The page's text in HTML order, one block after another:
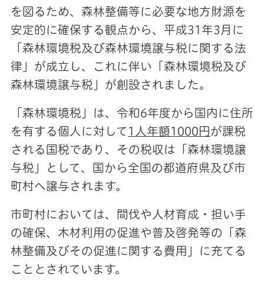
を図るため、森林整備等に必要な地方財源を
安定的に確保する観点から、平成31年3月に
「森林環境税及び森林環境譲与税に関する法
律」が成立し、これに伴い「森林環境税及び
森林環境譲与税」が創設されました。
「森林環境税」は、令和6年度から国内に住所
を有する個人に対して 1人年額1000円 が課税
される国税であり、その税収は「森林環境譲
与税」として、国から全国の都道府県及び市
町村へ譲与されます。
市町村においては、間伐や人材育成・担い手
の確保、木材利用の促進や普及啓発等の「森
林整備及びその促進に関する費用」に充てる
こととされています。